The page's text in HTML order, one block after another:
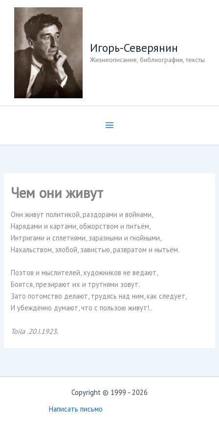
Перейти
содержимому
Игорь-Северянин
Жизнеописание, библиографии, тексты
Чем они живут
Они живут политикой, раздорами и войнами,
Нарядами и картами, обжорством и питьём,
Интригами и сплетнями, заразными и гнойными,
Нахальством, злобой, завистью, развратом и нытьём.
Поэтов и мыслителей, художников не ведают,
Боятся, презирают их и трутнями зовут.
Зато потомство делают, трудясь над ним, как следует,
И убеждённо думают, что с пользою живут!..
Toila .20.I.1923.
Copyright © 1999 - 2026
Написать письмо